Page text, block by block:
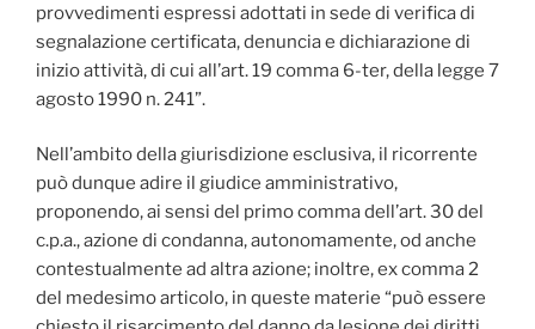
provvedimenti espressi adottati in sede di verifica di
segnalazione certificata, denuncia e dichiarazione di
inizio attività, di cui all’art. 19 comma 6-ter, della legge 7
agosto 1990 n. 241”.
Nell’ambito della giurisdizione esclusiva, il ricorrente
può dunque adire il giudice amministrativo,
proponendo, ai sensi del primo comma dell’art. 30 del
c.p.a., azione di condanna, autonomamente, od anche
contestualmente ad altra azione; inoltre, ex comma 2
del medesimo articolo, in queste materie “può essere